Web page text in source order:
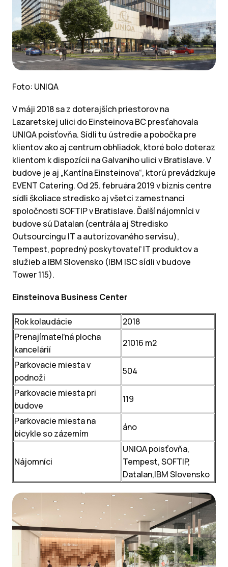
Foto: UNIQA
V máji 2018 sa z doterajších priestorov na
Lazaretskej ulici do Einsteinova BC presťahovala
UNIQA poisťovňa. Sídli tu ústredie a pobočka pre
klientov ako aj centrum obhliadok, ktoré bolo doteraz
klientom k dispozícii na Galvaniho ulici v Bratislave. V
budove je aj „Kantína Einsteinova“, ktorú prevádzkuje
EVENT Catering. Od 25. februára 2019 v biznis centre
sídli školiace stredisko aj všetci zamestnanci
spoločnosti SOFTIP v Bratislave. Ďalší nájomníci v
budove sú Datalan (centrála aj Stredisko
Outsourcingu IT a autorizovaného servisu),
Tempest, popredný poskytovateľ IT produktov a
služieb a IBM Slovensko (IBM ISC sídli v budove
Tower 115).
Einsteinova Business Center
Rok kolaudácie
2018
Prenajímateľná plocha
kancelárií
21016 m2
Parkovacie miesta v
podnoži
504
Parkovacie miesta pri
budove
119
Parkovacie miesta na
bicykle so zázemím
áno
Nájomníci
UNIQA poisťovňa,
Tempest, SOFTIP,
Datalan,IBM Slovensko